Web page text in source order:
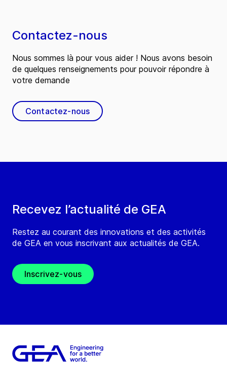
Recevez l’actualité de GEA
Restez au courant des innovations et des activités
de GEA en vous inscrivant aux actualités de GEA.
Inscrivez-vous
Contactez-nous
Nous sommes là pour vous aider ! Nous avons besoin
de quelques renseignements pour pouvoir répondre à
votre demande
Contactez-nous